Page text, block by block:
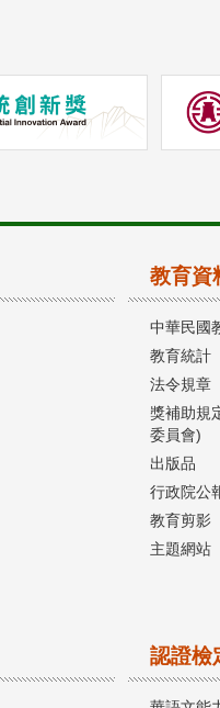
教育資
中華民國
教育統計
法令規章
獎補助規
委員會)
出版品
行政院公
教育剪影
主題網站
認證檢